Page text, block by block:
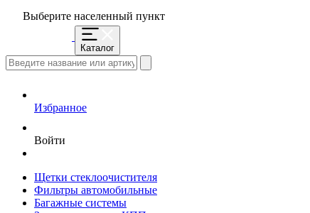
Выберите населенный пункт
Каталог
Избранное
Войти
Щетки стеклоочистителя
Фильтры автомобильные
Багажные системы